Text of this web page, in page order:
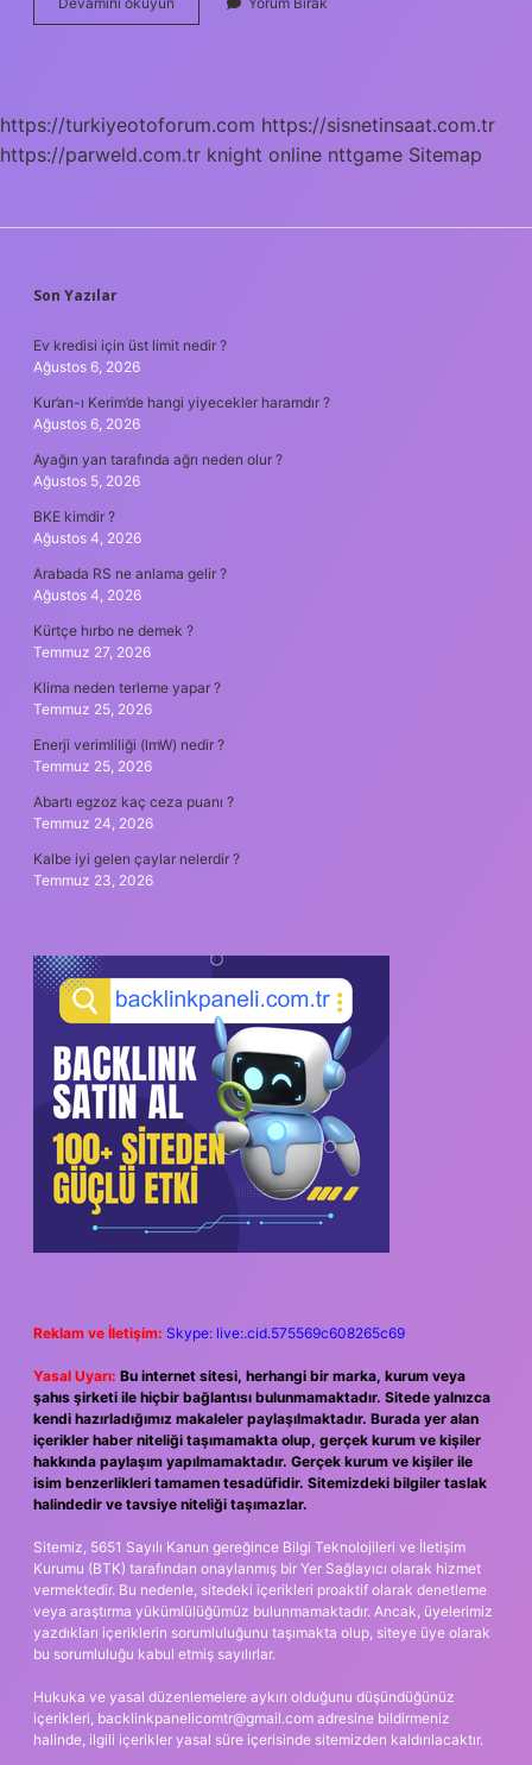
Hetero
https://turkiyeotoforum.com https://sisnetinsaat.com.tr
https://parweld.com.tr knight online nttgame Sitemap
SIDEBAR
Son Yazılar
Ev kredisi için üst limit nedir ?
Ağustos 6, 2026
Kur’an-ı Kerim’de hangi yiyecekler haramdır ?
Ağustos 6, 2026
Ayağın yan tarafında ağrı neden olur ?
Ağustos 5, 2026
BKE kimdir ?
Ağustos 4, 2026
Arabada RS ne anlama gelir ?
Ağustos 4, 2026
Kürtçe hırbo ne demek ?
Temmuz 27, 2026
Klima neden terleme yapar ?
Temmuz 25, 2026
Enerji verimliliği (lmW) nedir ?
Temmuz 25, 2026
Abartı egzoz kaç ceza puanı ?
Temmuz 24, 2026
Kalbe iyi gelen çaylar nelerdir ?
Temmuz 23, 2026
Reklam ve İletişim: Skype: live:.cid.575569c608265c69
Yasal Uyarı: Bu internet sitesi, herhangi bir marka, kurum veya
şahıs şirketi ile hiçbir bağlantısı bulunmamaktadır. Sitede yalnızca
kendi hazırladığımız makaleler paylaşılmaktadır. Burada yer alan
içerikler haber niteliği taşımamakta olup, gerçek kurum ve kişiler
hakkında paylaşım yapılmamaktadır. Gerçek kurum ve kişiler ile
isim benzerlikleri tamamen tesadüfidir. Sitemizdeki bilgiler taslak
halindedir ve tavsiye niteliği taşımazlar.
Sitemiz, 5651 Sayılı Kanun gereğince Bilgi Teknolojileri ve İletişim
Kurumu (BTK) tarafından onaylanmış bir Yer Sağlayıcı olarak hizmet
vermektedir. Bu nedenle, sitedeki içerikleri proaktif olarak denetleme
veya araştırma yükümlülüğümüz bulunmamaktadır. Ancak, üyelerimiz
yazdıkları içeriklerin sorumluluğunu taşımakta olup, siteye üye olarak
bu sorumluluğu kabul etmiş sayılırlar.
Hukuka ve yasal düzenlemelere aykırı olduğunu düşündüğünüz
içerikleri, backlinkpanelicomtr@gmail.com adresine bildirmeniz
halinde, ilgili içerikler yasal süre içerisinde sitemizden kaldırılacaktır.